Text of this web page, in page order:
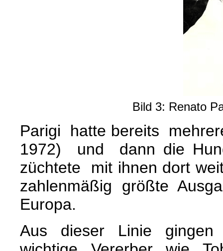
Bild 3: Renato
Parigi hatte bereits
1972) und dann die
züchtete mit ihnen dort
zahlenmäßig größte
Europa.
Aus dieser Linie